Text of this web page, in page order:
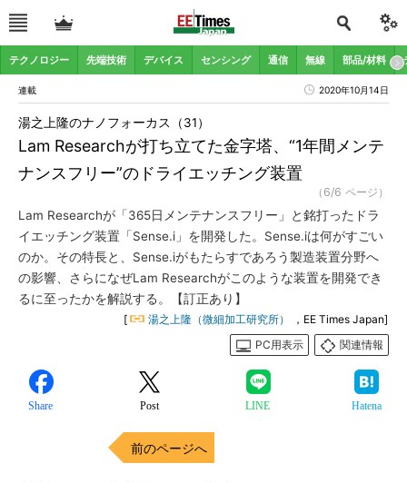
テクノロジー 先端技術 デバイス センシング 通信 無線 部品/材料
連載 2020年10月14日
Lam Researchが打ち立てた金字塔、“1年間メンテ
ナンスフリー”のドライエッチング装置
湯之上隆のナノフォーカス（31）
（6/6 ページ）
Lam Researchが「365日メンテナンスフリー」と銘打ったドラ
イエッチング装置「Sense.i」を開発した。Sense.iは何がすごい
のか。その特長と、Sense.iがもたらすであろう製造装置分野へ
の影響、さらになぜLam Researchがこのような装置を開発でき
るに至ったかを解説する。【訂正あり】
[ 湯之上隆（微細加工研究所）
，EE Times Japan]
PC用表示
関連情報
Share Post LINE Hatena
前のページへ